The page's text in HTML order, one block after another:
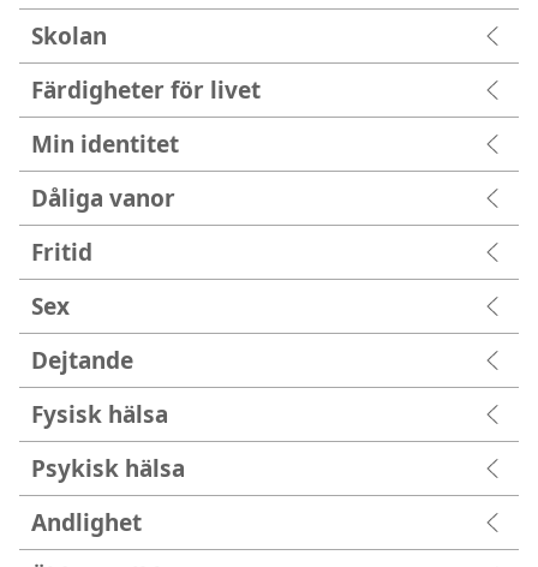
Skolan
Färdigheter för livet
Min identitet
Dåliga vanor
Fritid
Sex
Dejtande
Fysisk hälsa
Psykisk hälsa
Andlighet